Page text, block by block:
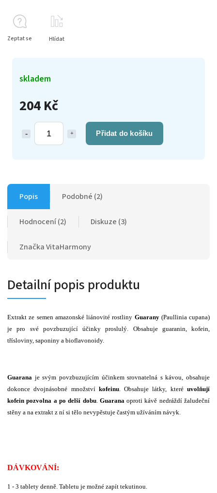
204 Kč
Přidat do košíku
skladem
Zeptat se Hlídat
Popis Podobné (2)
Hodnocení (2) Diskuze (3)
ZnačkaVitaHarmony
Detailní popis produktu
Extrakt ze semen amazonské liánovité rostliny Guarany(Paullinia cupana)
je pro své povzbuzující účinky proslulý. Obsahuje guaranin, kofein,
třísloviny, saponiny a bioflavonoidy.
Guarana je svým povzbuzujícím účinkem srovnatelná s kávou, obsahuje
dokonce dvojnásobné množství kofeinu. Obsahuje látky, kteréuvolňují
kofein pozvolna a po delší dobu. Guarana oproti kávě nedráždí žaludeční
stěny a na extrakt z ní si tělo nevypěstuje častým užíváním návyk.
DÁVKOVÁNÍ:
1 - 3 tablety denně. Tabletu je možné zapít tekutinou.